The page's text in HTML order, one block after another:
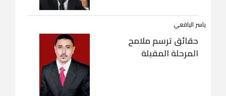
ياسر اليافعي
حقائق ترسم ملامح
المرحلة المقبلة